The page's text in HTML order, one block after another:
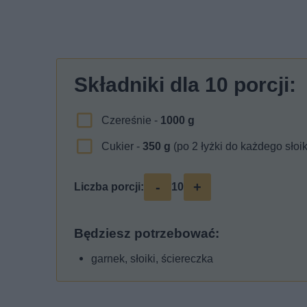
Składniki dla 10 porcji:
Czereśnie - 1000 g
Cukier - 350 g (po 2 łyżki do każdego
Liczba porcji: - 10 +
Będziesz potrzebować:
garnek, słoiki, ściereczka